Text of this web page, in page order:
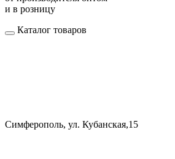
и в розницу
Каталог товаров
Симферополь, ул. Кубанская,15